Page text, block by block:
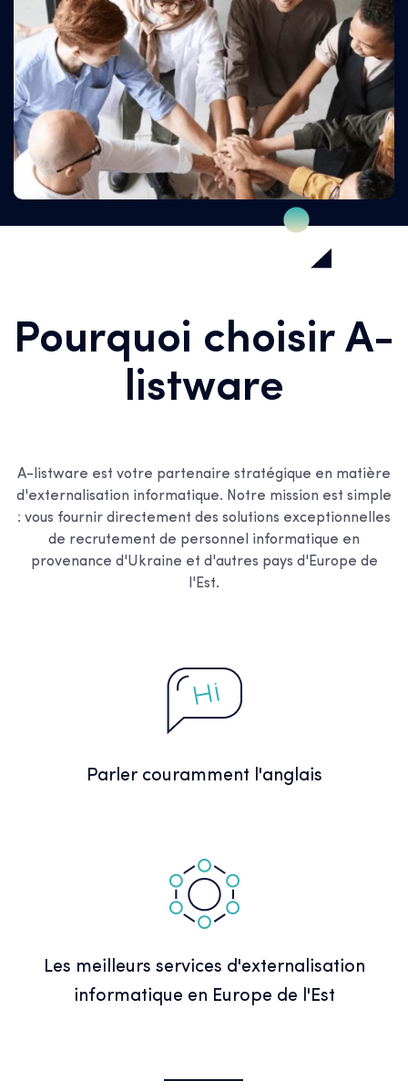
Pourquoi choisir A-
listware
A-listware est votre partenaire stratégique en matière
d'externalisation informatique. Notre mission est simple
: vous fournir directement des solutions exceptionnelles
de recrutement de personnel informatique en
provenance d'Ukraine et d'autres pays d'Europe de
l'Est.
Parler couramment l'anglais
Les meilleurs services d'externalisation
informatique en Europe de l'Est